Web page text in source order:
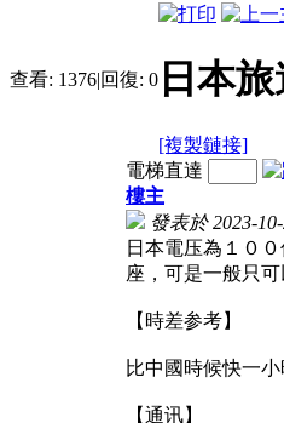
查看: 1376|回復: 0 日本
[複製鏈接]
電梯直達
樓主
發表於 2023-
日本電压為１０
座，可是一般只
【時差参考】
比中國時候快一
【通讯】